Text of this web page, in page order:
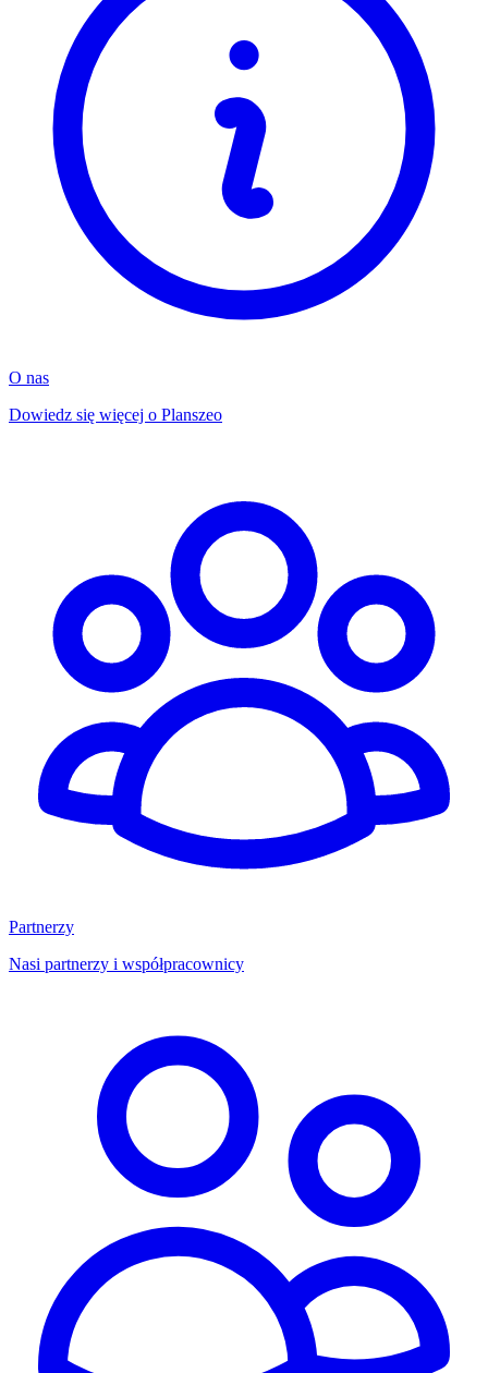
O nas
Dowiedz się więcej o Planszeo
Partnerzy
Nasi partnerzy i współpracownicy